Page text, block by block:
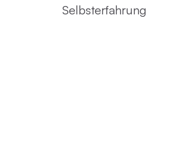
Selbsterfahrung